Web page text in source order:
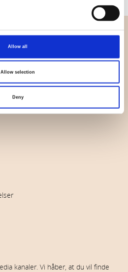
Allow all
Allow selection
Deny
kanaler. Vi håber, at du vil finde